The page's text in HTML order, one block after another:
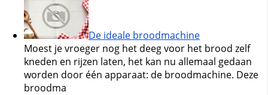
De ideale broodmachine
Moest je vroeger nog het deeg voor het brood zelf
kneden en rijzen laten, het kan nu allemaal gedaan
worden door één apparaat: de broodmachine. Deze
broodma